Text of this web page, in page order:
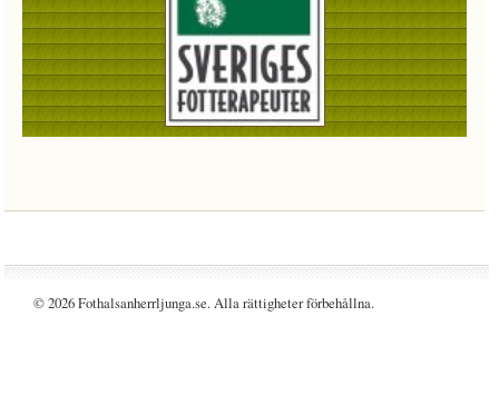
© 2026 Fothalsanherrljunga.se. Alla rättigheter förbehållna.